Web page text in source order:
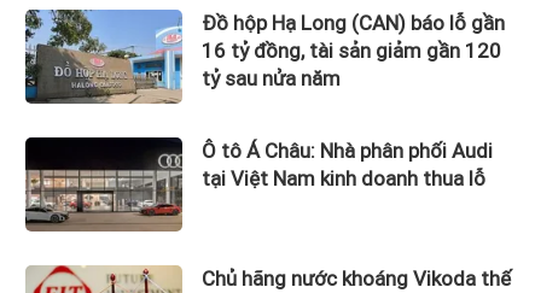
Đồ hộp Hạ Long (CAN) báo lỗ gần
16 tỷ đồng, tài sản giảm gần 120
tỷ sau nửa năm
Ô tô Á Châu: Nhà phân phối Audi
tại Việt Nam kinh doanh thua lỗ
Chủ hãng nước khoáng Vikoda thế